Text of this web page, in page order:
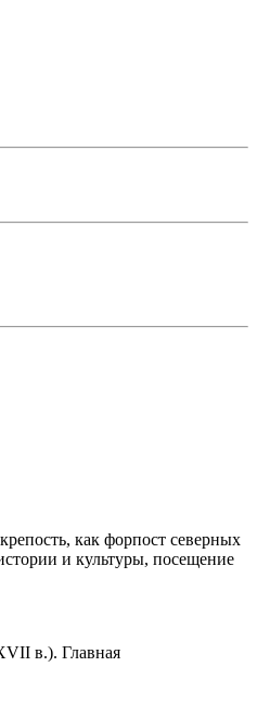
как форпост северных
и культуры, посещение
в.). Главная